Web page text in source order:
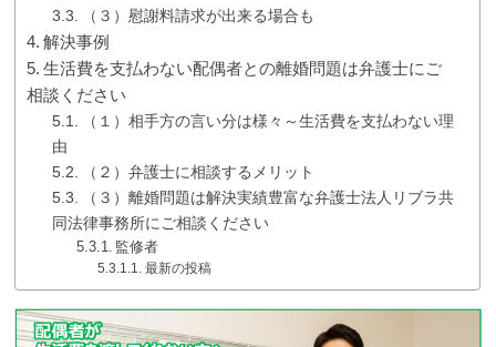
（３）慰謝料請求が出来る場合も
解決事例
生活費を支払わない配偶者との離婚問題は弁護士にご
相談ください
（１）相手方の言い分は様々～生活費を支払わない理
由
（２）弁護士に相談するメリット
（３）離婚問題は解決実績豊富な弁護士法人リブラ共
同法律事務所にご相談ください
監修者
最新の投稿